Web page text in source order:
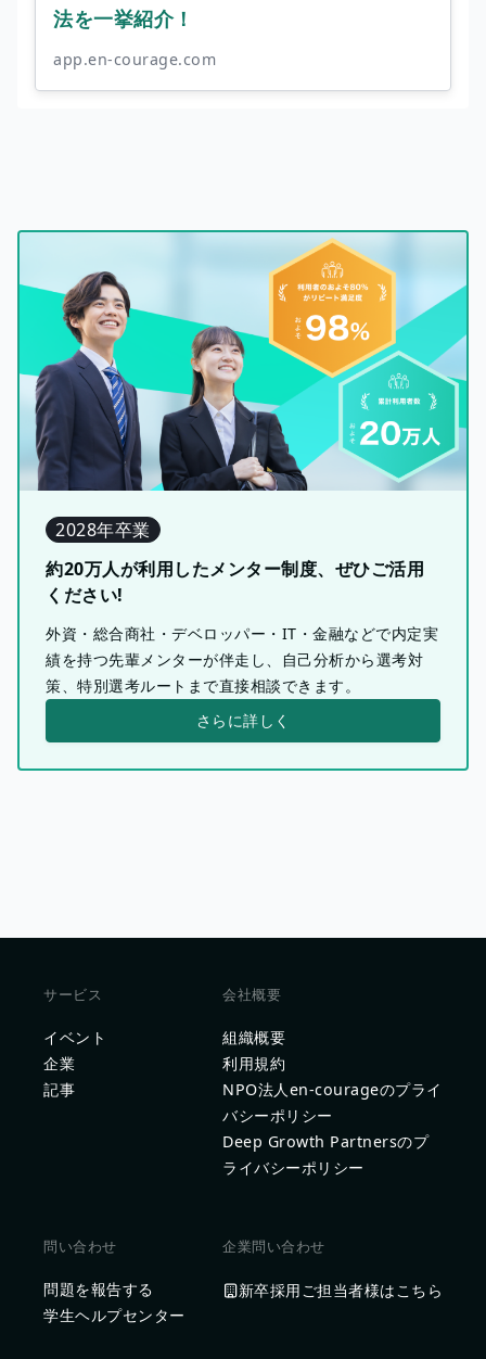
法を一挙紹介！
app.en-courage.com
2028年卒業
約20万人が利用したメンター制度、ぜひご活用
ください!
外資・総合商社・デベロッパー・IT・金融などで内定実
績を持つ先輩メンターが伴走し、自己分析から選考対
策、特別選考ルートまで直接相談できます。
さらに詳しく
サービス
イベント
企業
記事
会社概要
組織概要
利用規約
NPO法人en-courageのプライ
バシーポリシー
Deep Growth Partnersのプ
ライバシーポリシー
問い合わせ
問題を報告する
学生ヘルプセンター
企業問い合わせ
新卒採用ご担当者様はこちら